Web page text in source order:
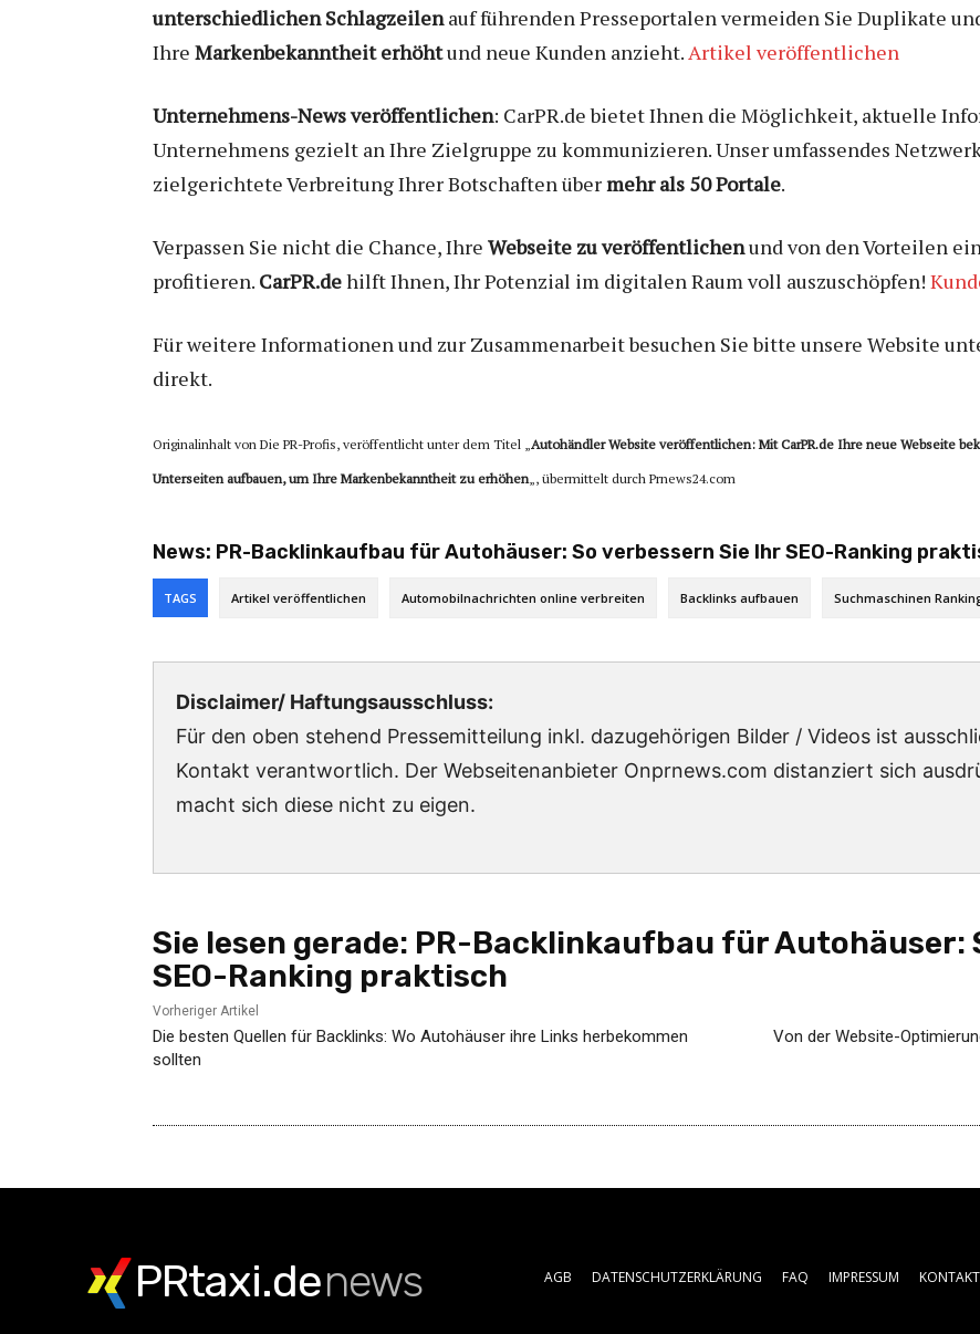
unterschiedlichen Schlagzeilenauf führenden Presseportalen vermeiden Sie Duplikate
Ihre Markenbekanntheit erhöhtund neue Kunden anzieht.Artikel veröffentlichen
Unternehmens-News veröffentlichen: CarPR.de bietet Ihnen die Möglichkeit, aktuelle
Unternehmens gezielt an Ihre Zielgruppe zu kommunizieren. Unser umfassendes
zielgerichtete Verbreitung Ihrer Botschaften übermehr als 50 Portale.
Verpassen Sie nicht die Chance, Ihre Webseite zu veröffentlichenund von den Vorteilen
profitieren. CarPR.dehilft Ihnen, Ihr Potenzial im digitalen Raum voll auszuschöpfen!
Für weitere Informationen und zur Zusammenarbeit besuchen Sie bitte unsere Website
direkt.
Originalinhalt von Die PR-Profis, veröffentlicht unter dem Titel „Autohändler Website veröffentlichen: Mit CarPR.de Ihre neue Webseite
Unterseiten aufbauen, um Ihre Markenbekanntheit zu erhöhen„, übermittelt durch Prnews24.com
News: PR-Backlinkaufbau für Autohäuser: So verbessern Sie Ihr SEO-Ranking
TAGS Artikel veröffentlichen Automobilnachrichten online verbreiten Backlinks aufbauen Suchmaschinen
Disclaimer/ Haftungsausschluss:
Für den oben stehend Pressemitteilung inkl. dazugehörigen Bilder / Videos ist
Kontakt verantwortlich. Der Webseitenanbieter Onprnews.com distanziert sich
macht sich diese nicht zu eigen.
Sie lesen gerade: PR-Backlinkaufbau für Autohäuser:
SEO-Ranking praktisch
Vorheriger Artikel
Die besten Quellen für Backlinks: Wo Autohäuser ihre Links herbekommen
sollten
Von der Website-
PRtaxi.denews AGB DATENSCHUTZERKLÄRUNG FAQ IMPRESSUM KONTAKT